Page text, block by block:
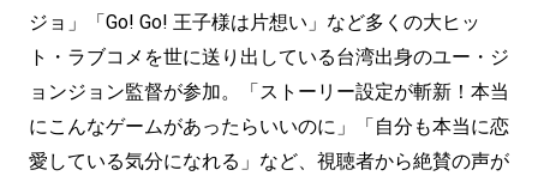
ジョ」「Go! Go! 王子様は片想い」など多くの大ヒッ
ト・ラブコメを世に送り出している台湾出身のユー・ジ
ョンジョン監督が参加。「ストーリー設定が斬新！本当
にこんなゲームがあったらいいのに」「自分も本当に恋
愛している気分になれる」など、視聴者から絶賛の声が